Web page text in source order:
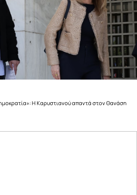
Η Καρυστιανού απαντά στον Θανάση